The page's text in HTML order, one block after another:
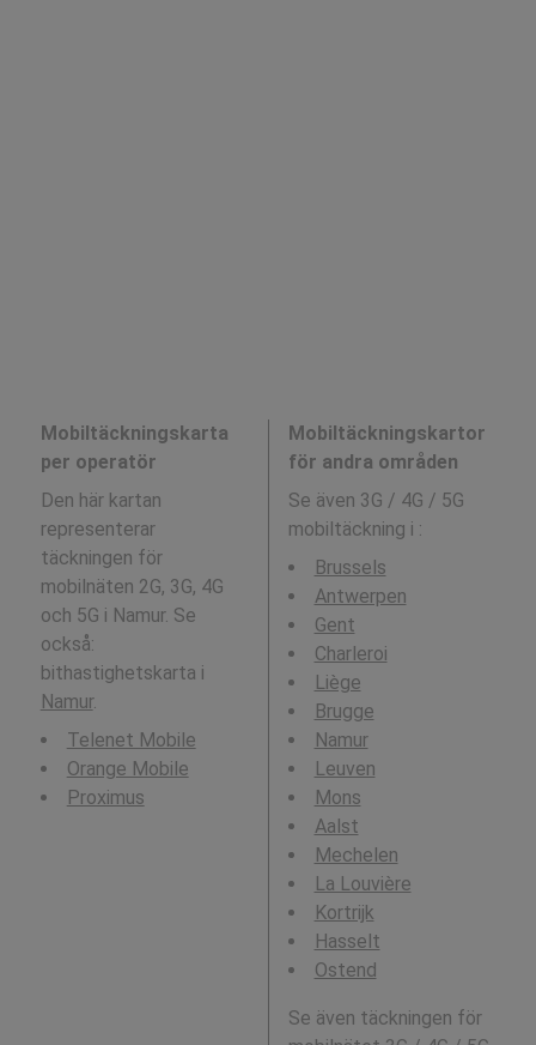
Mobiltäckningskarta
per operatör
Den här kartan
representerar
täckningen för
mobilnäten 2G, 3G, 4G
och 5G i Namur. Se
också:
bithastighetskarta i
Namur.
Telenet Mobile
Orange Mobile
Proximus
Mobiltäckningskartor
för andra områden
Se även 3G / 4G / 5G
mobiltäckning i :
Brussels
Antwerpen
Gent
Charleroi
Liège
Brugge
Namur
Leuven
Mons
Aalst
Mechelen
La Louvière
Kortrijk
Hasselt
Ostend
Se även täckningen för